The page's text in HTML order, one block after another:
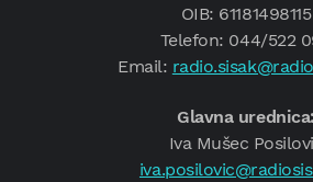
OIB: 61181498115
Telefon: 044/522
Email:
Glavna urednica:
Iva Mušec